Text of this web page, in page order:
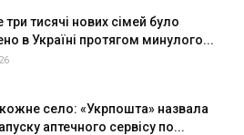
тисячі нових сімей було
в Україні протягом минулого...
кожне село: «Укрпошта» назвала
аптечного сервісу по...